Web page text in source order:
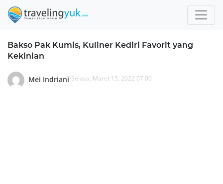
Bakso Pak Kumis, Kuliner Kediri Favorit yang
Kekinian
Mei Indriani Selasa, Maret 15, 2022 07.00